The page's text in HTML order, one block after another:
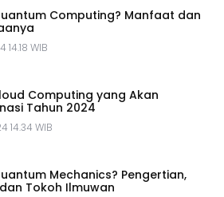
Computing? Manfaat dan
WIB
Computing yang Akan
Tahun 2024
14.34 WIB
Mechanics? Pengertian,
Tokoh Ilmuwan